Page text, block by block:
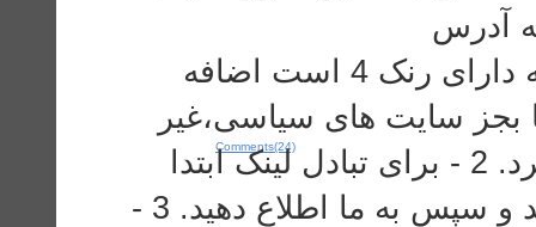
آدرس
DownloadPaper.Paak-mech.com که دارای رنک 4 است اضافه
همه سایتها بجز سایت های سیاسی،غیر
اخلاقی و شرکت های هرمی قرار میگیرد. 2 - برای تبادل لینک ابتدا
شما لینک ما را در سایت خود قرار دهید و سپس به ما اطلاع دهید. 3 -
Comments(24)